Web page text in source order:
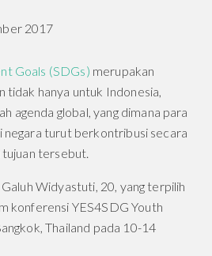
2017
Goals (SDGs) merupakan
tidak hanya untuk Indonesia,
agenda global, yang dimana para
negara turut berkontribusi secara
tersebut.
Widyastuti, 20, yang terpilih
konferensi YES4SDG Youth
Thailand pada 10-14